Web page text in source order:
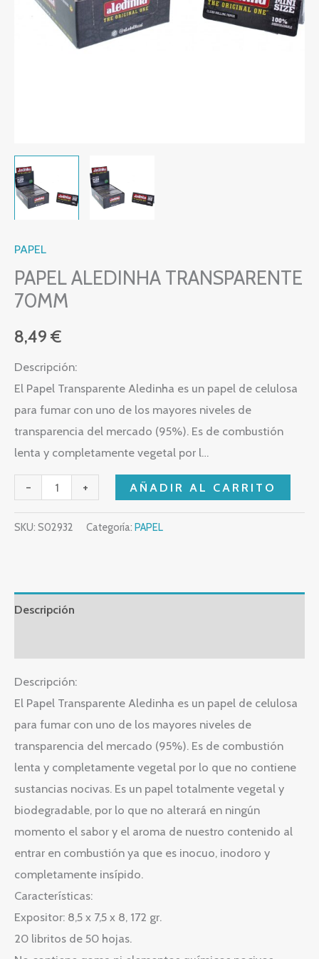
PAPEL
PAPEL ALEDINHA TRANSPARENTE
70MM
8,49 €
Descripción:
El Papel Transparente Aledinha es un papel de celulosa
para fumar con uno de los mayores niveles de
transparencia del mercado (95%). Es de combustión
lenta y completamente vegetal por l…
- + AÑADIR AL CARRITO
SKU: S02932 Categoría: PAPEL
Descripción
Descripción:
El Papel Transparente Aledinha es un papel de celulosa
para fumar con uno de los mayores niveles de
transparencia del mercado (95%). Es de combustión
lenta y completamente vegetal por lo que no contiene
sustancias nocivas. Es un papel totalmente vegetal y
biodegradable, por lo que no alterará en ningún
momento el sabor y el aroma de nuestro contenido al
entrar en combustión ya que es inocuo, inodoro y
completamente insípido.
Características:
Expositor: 8,5 x 7,5 x 8, 172 gr.
20 libritos de 50 hojas.